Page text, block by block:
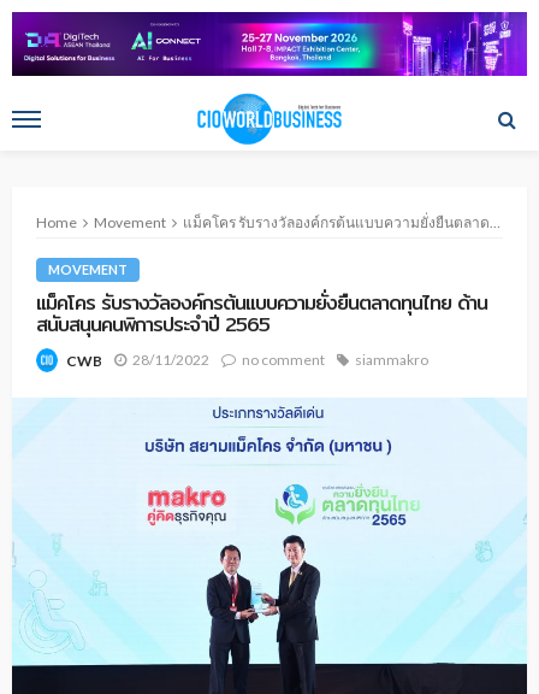
Home Movement แม็คโคร รับรางวัลองค์กรต้นแบบความยั่งยืนตลาดทุนไทย ด้านสนับสนุนคนพิการประจำปี 2565
MOVEMENT
แม็คโคร รับรางวัลองค์กรต้นแบบความยั่งยืนตลาดทุนไทย ด้าน
สนับสนุนคนพิการประจำปี 2565
CWB 28/11/2022 no comment siammakro